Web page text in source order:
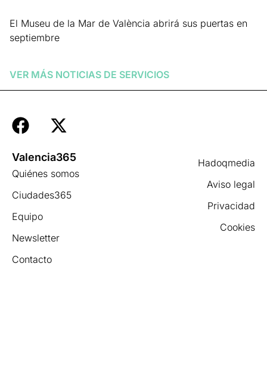
El Museu de la Mar de València abrirá sus puertas en
septiembre
VER MÁS NOTICIAS DE SERVICIOS
Hadoqmedia
Aviso legal
Privacidad
Cookies
Valencia365
Quiénes somos
Ciudades365
Equipo
Newsletter
Contacto